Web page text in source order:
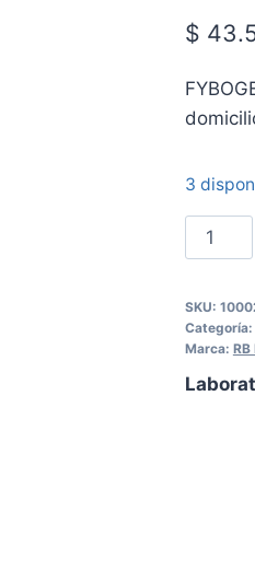
$
3
SKU:
Categoría:
Marca: RB